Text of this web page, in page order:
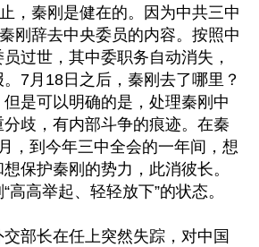
，秦刚是健在的。因为中共三中
刚辞去中央委员的内容。按照中
过世，其中委职务自动消失，
7月18日之后，秦刚去了哪里？
是可以明确的是，处理秦刚中
歧，有内部斗争的痕迹。在秦
，到今年三中全会的一年间，想
保护秦刚的势力，此消彼长。
高高举起、轻轻放下”的状态。
部长在任上突然失踪，对中国